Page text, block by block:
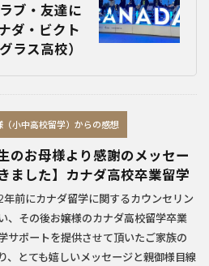
ブ・友達に
ダ・ビクト
ラス高校）
（小中高校留学）からの感想
のお母様より感謝のメッセー
ました】カナダ高校卒業留学
年前にカナダ留学に関するカウンセリン
、その後お嬢様のカナダ高校留学卒業
サポートを提供させて頂いたご家族の
、とても嬉しいメッセージと親御様目線